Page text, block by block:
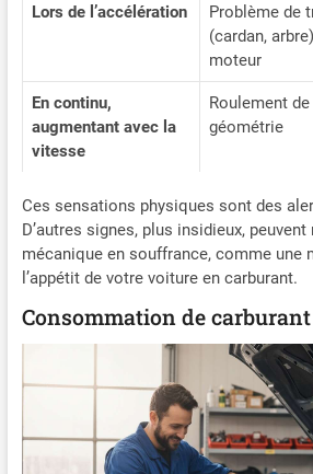
Lors de l’accélération
Problème de
(cardan,
moteur
En continu,
augmentant avec la
vitesse
Roulement
géométrie
Ces sensations physiques sont des
D’autres signes, plus insidieux, peuvent
mécanique en souffrance, comme une
l’appétit de votre voiture en carburant.
Consommation de